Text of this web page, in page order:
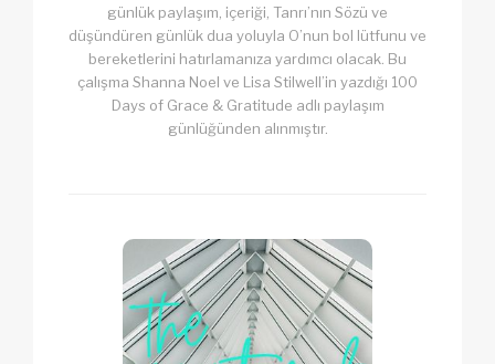
günlük paylaşım, içeriği, Tanrı’nın Sözü ve
düşündüren günlük dua yoluyla O’nun bol lütfunu ve
bereketlerini hatırlamanıza yardımcı olacak. Bu
çalışma Shanna Noel ve Lisa Stilwell’in yazdığı 100
Days of Grace & Gratitude adlı paylaşım
günlüğünden alınmıştır.